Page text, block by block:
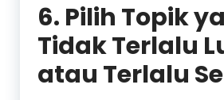
6. Pilih Topik
Tidak Terlalu
atau Terlalu